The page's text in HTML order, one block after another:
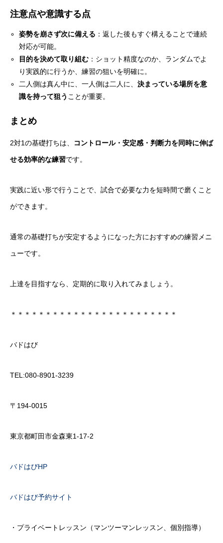
注意点や意識する点
姿勢を崩さず次に備える ：返した後もすぐ構えることで連続
対応が可能。
目的を決めて取り組む ：ショット精度なのか、ランダムでよ
り実践的に行うか、練習の狙いを明確に。
二人側は真ん中に、一人側は二人に、決まっている場所を意
識を持って狙う ことが重要。
まとめ
2対1の基礎打ちは、 コントロール・安定感・判断力を同時に伸ば
せる効率的な練習です。
実践に近い形で行うことで、試合で必要な力を短時間で磨くこと
ができます。
通常の基礎打ちが安定するようになった方におすすめの練習メニ
ューです。
上達を目指すなら、定期的に取り入れてみましょう。
＊＊＊＊＊＊＊＊＊＊＊＊＊＊＊＊＊＊＊＊＊＊＊＊
バドはび
TEL:080-8901-3239
〒194-0015
東京都町田市金森東1-17-2
バドはびHP
バドはび予約サイト
・プライベートレッスン（マンツーマンレッスン、個別指導）